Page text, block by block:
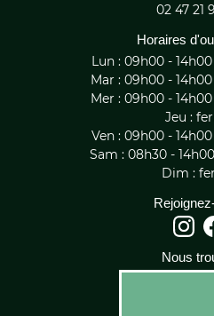
02 47 21
Horaires
Lun : 09h00 -
Mar : 09h00 -
Mer : 09h00 -
Jeu :
Ven : 09h00 -
Sam : 08h30 -
Dim :
Nous